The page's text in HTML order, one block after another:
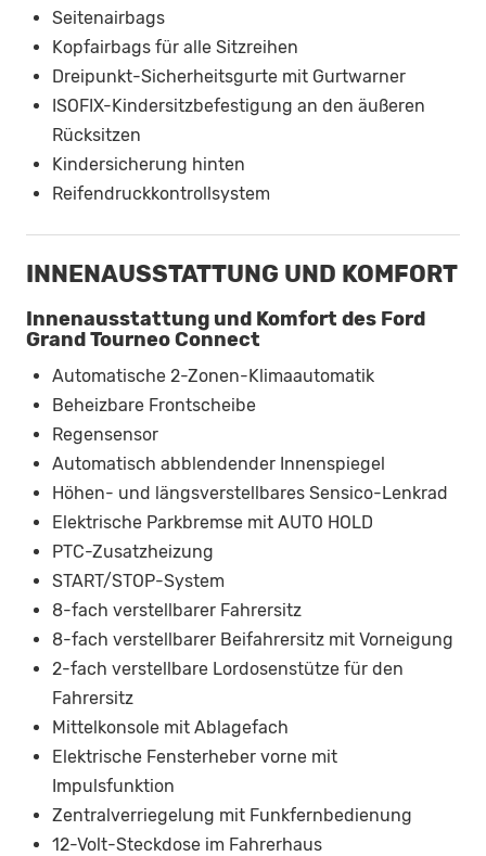
Seitenairbags
Kopfairbags für alle Sitzreihen
Dreipunkt-Sicherheitsgurte mit Gurtwarner
ISOFIX-Kindersitzbefestigung an den äußeren
Rücksitzen
Kindersicherung hinten
Reifendruckkontrollsystem
INNENAUSSTATTUNG UND KOMFORT
Innenausstattung und Komfort des Ford
Grand Tourneo Connect
Automatische 2-Zonen-Klimaautomatik
Beheizbare Frontscheibe
Regensensor
Automatisch abblendender Innenspiegel
Höhen- und längsverstellbares Sensico-Lenkrad
Elektrische Parkbremse mit AUTO HOLD
PTC-Zusatzheizung
START/STOP-System
8-fach verstellbarer Fahrersitz
8-fach verstellbarer Beifahrersitz mit Vorneigung
2-fach verstellbare Lordosenstütze für den
Fahrersitz
Mittelkonsole mit Ablagefach
Elektrische Fensterheber vorne mit
Impulsfunktion
Zentralverriegelung mit Funkfernbedienung
12-Volt-Steckdose im Fahrerhaus